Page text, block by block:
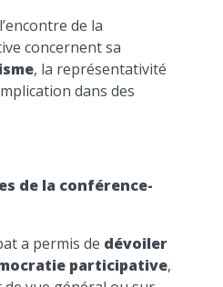
de la
concernent sa
, la représentativité
dans des
de la conférence-
a permis de dévoiler
participative,